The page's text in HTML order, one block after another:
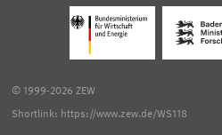
Bundesministerium
Wirtschaft
Link
externen
Ministerium
Württemberg;
© 1999-2026 ZEW
Shortlink: https://www.zew.de/WS118